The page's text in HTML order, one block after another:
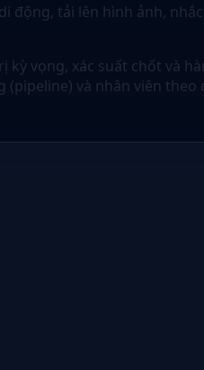
động, tải lên hình ảnh,
kỳ vọng, xác suất chốt
và nhân viên